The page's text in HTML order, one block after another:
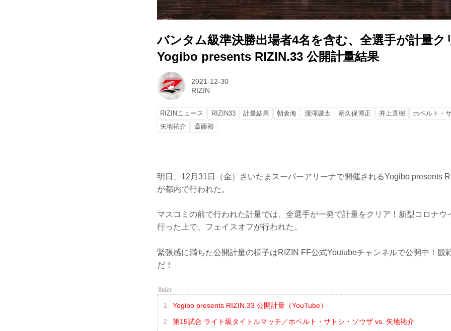
バンタム級準決勝出場者4名を含む、全選手が計量ク
Yogibo presents RIZIN.33 公開計量結果
2021-12-30
RIZIN
RIZINニュース RIZIN33 計量結果 朝倉海 瀧澤謙太 扇久保博正 井上直樹
ホベルト・
矢地祐介
斎藤裕
明日、12月31日（金）さいたまスーパーアリーナで開催されるYogibo presents
が都内で行われた。
マスコミの前で行われた計量では、全選手が一発で計量をクリア！新型コロナウ
行った上で、フェイスオフが行われた。
緊張感に満ちた公開計量の様子はRIZIN FF公式Youtubeチャンネルで公開中！観
だ！
Yogibo presents RIZIN.33 公開計量（YouTube）
第15試合 ライト級タイトルマッチ／ホベルト・サトシ・ソウザ vs. 矢地祐介